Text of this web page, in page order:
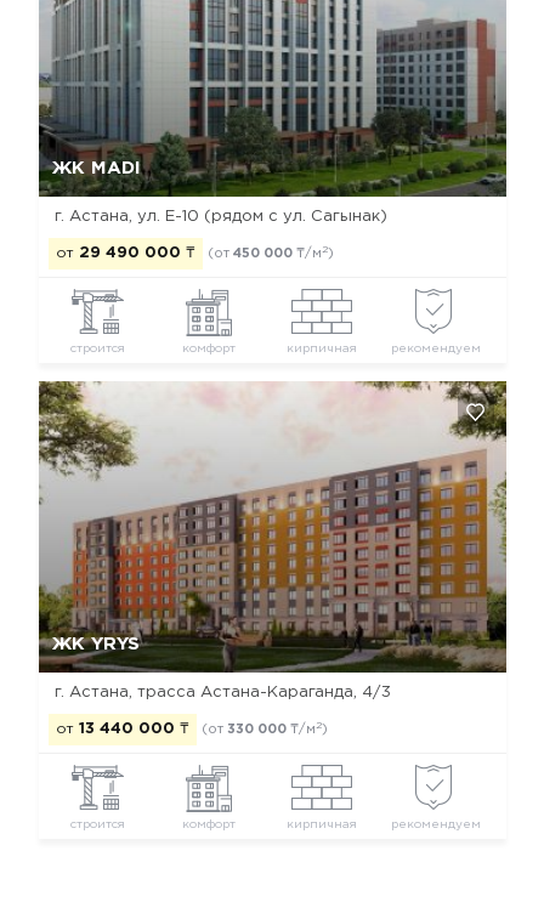
ЖК MADI
г. Астана, ул. Е-10 (рядом с ул. Сагынак)
от 29 490 000 ₸ (от 450 000 ₸/м 2)
строится комфорт кирпичная рекомендуем
Да, удалить Отмена
ЖК YRYS
г. Астана, ​трасса Астана-Караганда, 4/3
от 13 440 000 ₸ (от 330 000 ₸/м 2)
строится комфорт кирпичная рекомендуем
Да, удалить Отмена